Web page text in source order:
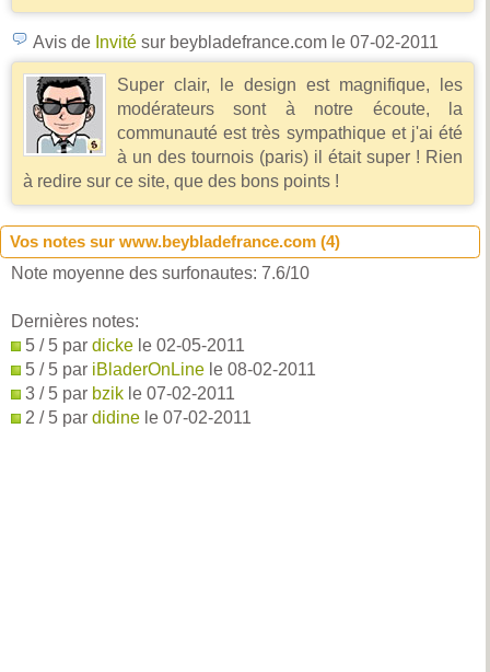
Avis de Invité sur beybladefrance.com le 07-02-2011
Super clair, le design est magnifique, les
modérateurs sont à notre écoute, la
communauté est très sympathique et j'ai été
à un des tournois (paris) il était super ! Rien
à redire sur ce site, que des bons points !
Vos notes sur www.beybladefrance.com (4)
Note moyenne des surfonautes: 7.6/10
Dernières notes:
5 / 5 par dicke le 02-05-2011
5 / 5 par iBladerOnLine le 08-02-2011
3 / 5 par bzik le 07-02-2011
2 / 5 par didine le 07-02-2011